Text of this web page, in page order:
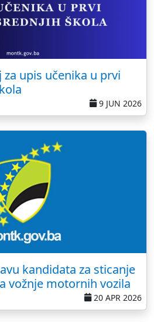
upis učenika u prvi
9 JUN 2026
kandidata za sticanje
vožnje motornih vozila
20 APR 2026